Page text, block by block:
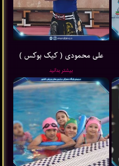
علی محمودی ( کیک بوکس )
بیشتر بدانید